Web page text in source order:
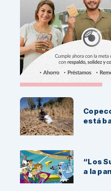
Noticias Recientes:
está
“Los
a la